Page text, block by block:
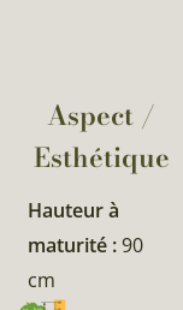
Aspect /
Esthétique
Hauteur à
maturité :90
cm